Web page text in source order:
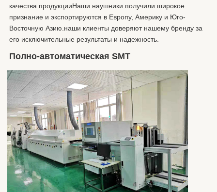
качества продукцииНаши наушники получили широкое
признание и экспортируются в Европу, Америку и Юго-
Восточную Азию.наши клиенты доверяют нашему бренду за
его исключительные результаты и надежность.
Полно-автоматическая SMT